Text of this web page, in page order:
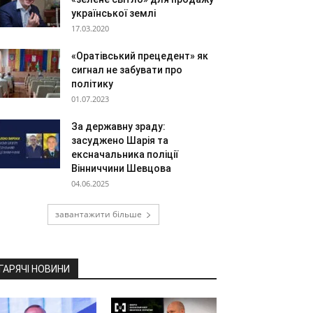
української землі
17.03.2020
«Оратівський прецедент» як
сигнал не забувати про
політику
01.07.2023
За державну зраду:
засуджено Шарія та
ексначальника поліції
Вінниччини Шевцова
04.06.2025
завантажити більше
НОВИНИ